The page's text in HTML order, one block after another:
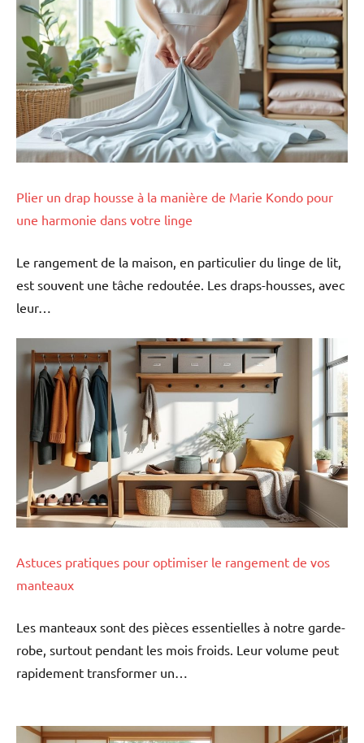
Plier un drap housse à la manière de Marie Kondo pour
une harmonie dans votre linge
Le rangement de la maison, en particulier du linge de lit,
est souvent une tâche redoutée. Les draps-housses, avec
leur…
Astuces pratiques pour optimiser le rangement de vos
manteaux
Les manteaux sont des pièces essentielles à notre garde-
robe, surtout pendant les mois froids. Leur volume peut
rapidement transformer un…